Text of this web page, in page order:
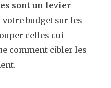
sont un levier
budget sur les
celles qui
comment cibler les